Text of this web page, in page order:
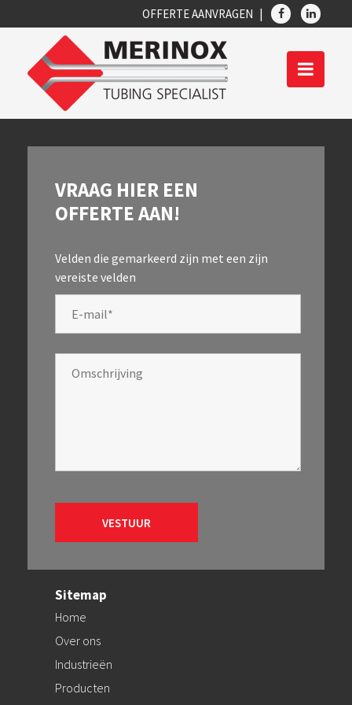
OFFERTE AANVRAGEN
VRAAG HIER EEN
OFFERTE AAN!
Velden die gemarkeerd zijn met een zijn
vereiste velden
Sitemap
Home
Over ons
Industrieën
Producten